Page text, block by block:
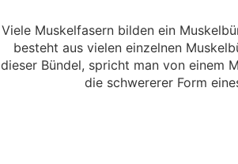
Viele Muskelfasern bilden ein
besteht aus vielen einzelnen
dieser Bündel, spricht man von einem
die schwererer Form